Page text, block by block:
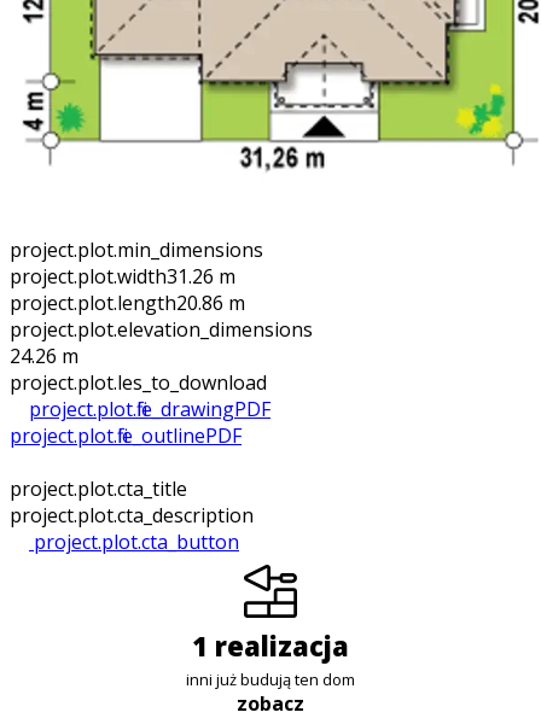
project.plot.min_dimensions
project.plot.width31.26 m
project.plot.length20.86 m
project.plot.elevation_dimensions
24.26 m
project.plot.files_to_download
project.plot.file_drawingPDF
project.plot.file_outlinePDF
project.plot.cta_title
project.plot.cta_description
project.plot.cta_button
1 realizacja
inni już budują ten dom
zobacz